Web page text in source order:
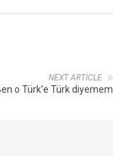
NEXT ARTICLE
o Türk'e Türk diyemem